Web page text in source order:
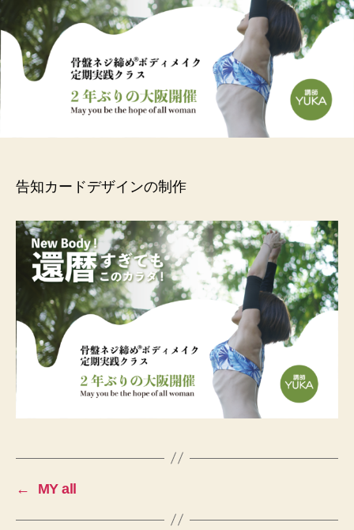
告知カードデザインの制作
← MY all